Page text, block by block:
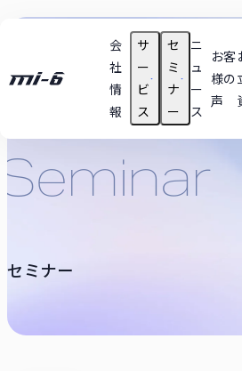
会
社
情
報
サ
ー
ビ
ス
セ
ミ
ナ
ー
ニ
ュ
ー
ス
お客
様の
声
Seminar
セミナー
支援テーマ実績
技術
セミナー動画